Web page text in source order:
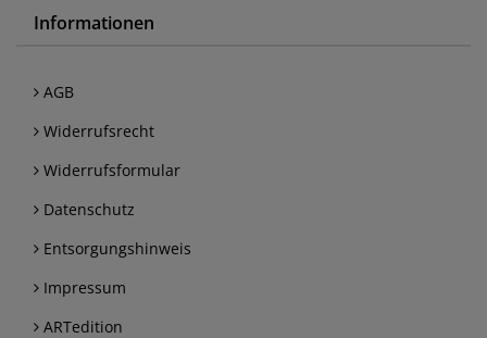
Informationen
AGB
Widerrufsrecht
Widerrufsformular
Datenschutz
Entsorgungshinweis
Impressum
ARTedition